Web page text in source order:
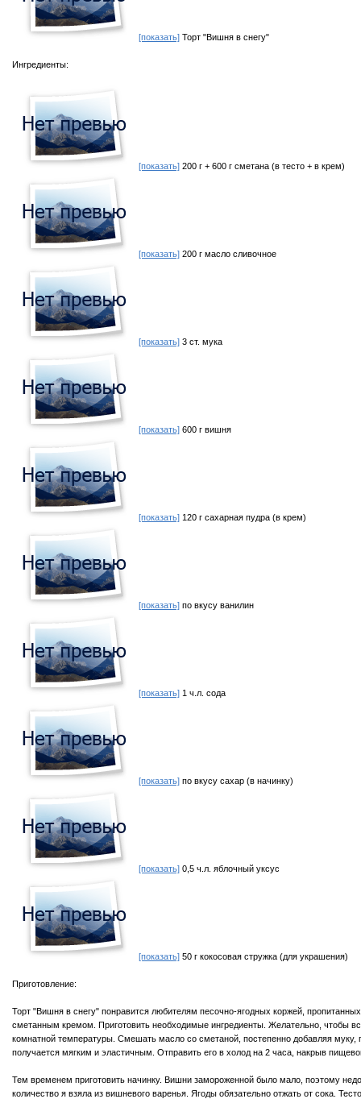
[показать] Торт "Вишня в снегу"
Ингредиенты:
[показать] 200 г + 600 г сметана (в тесто + в крем)
[показать] 200 г масло сливочное
[показать] 3 ст. мука
[показать] 600 г вишня
[показать] 120 г сахарная пудра (в крем)
[показать] по вкусу ванилин
[показать] 1 ч.л. сода
[показать] по вкусу сахар (в начинку)
[показать] 0,5 ч.л. яблочный уксус
[показать] 50 г кокосовая стружка (для украшения)
Приготовление:
Торт "Вишня в снегу" понравится любителям песочно-ягодных коржей,
сметанным кремом. Приготовить необходимые ингредиенты. Желательно, чтобы
комнатной температуры. Смешать масло со сметаной, постепенно добавляя муку,
получается мягким и эластичным. Отправить его в холод на 2 часа, накрыв
Тем временем приготовить начинку. Вишни замороженной было мало, поэтому
количество я взяла из вишневого варенья. Ягоды обязательно отжать от сока.